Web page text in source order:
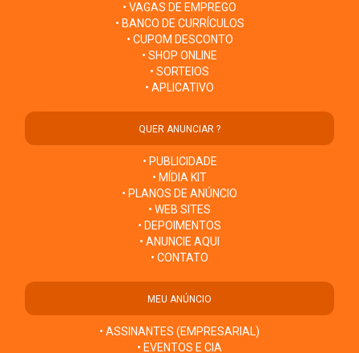
• VAGAS DE EMPREGO
• BANCO DE CURRÍCULOS
• CUPOM DESCONTO
• SHOP ONLINE
• SORTEIOS
• APLICATIVO
QUER ANUNCIAR ?
• PUBLICIDADE
• MÍDIA KIT
• PLANOS DE ANÚNCIO
• WEB SITES
• DEPOIMENTOS
• ANUNCIE AQUI
• CONTATO
MEU ANÚNCIO
• ASSINANTES (EMPRESARIAL)
• EVENTOS E CIA